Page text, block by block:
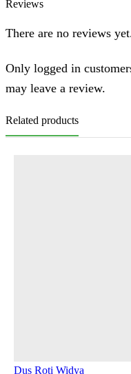
Reviews
There are no reviews
Only logged in
may leave a review.
Related products
Dus Roti Widya